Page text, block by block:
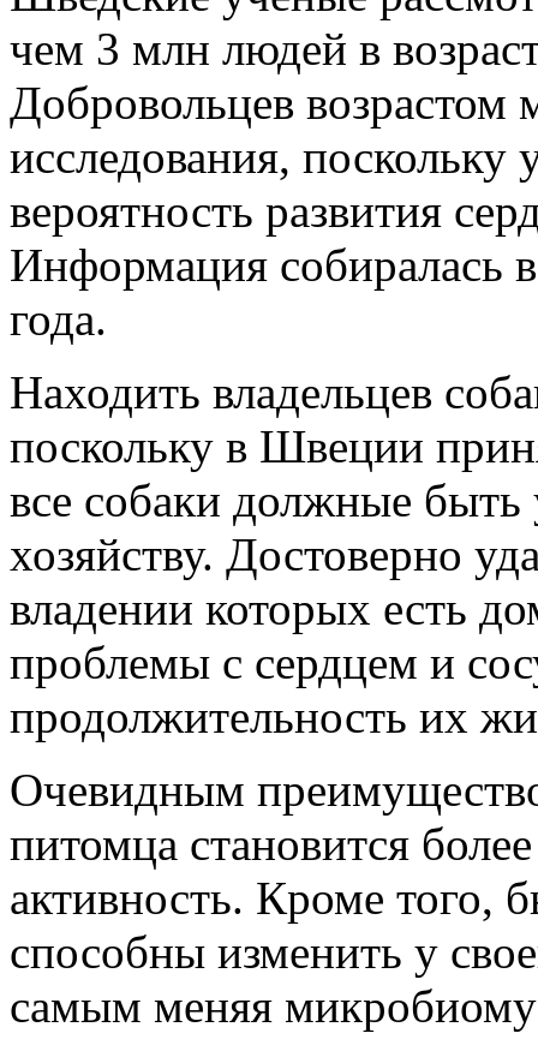
чем 3 млн людей в
Добровольцев возрастом
исследования,
вероятность развития
Информация собиралась
года.
Находить владельцев
поскольку в Швеции
все собаки должные быть
хозяйству. Достоверно
владении которых есть
проблемы с сердцем и
продолжительность их
Очевидным
питомца становится
активность. Кроме того,
способны изменить у
самым меняя